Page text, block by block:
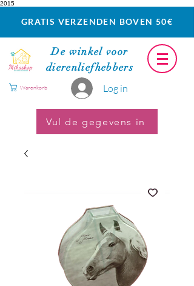
2015
GRATIS VERZENDEN BOVEN 50€
De winkel voor
dierenliefhebbers
Log in
Warenkorb
Vul de gegevens in